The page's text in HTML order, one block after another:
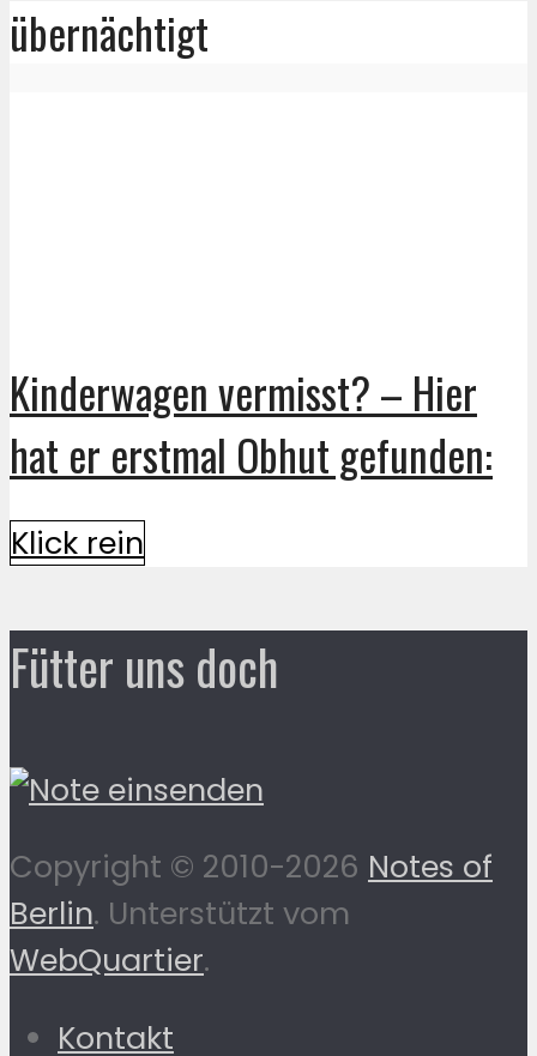
übernächtigt
Kinderwagen vermisst? – Hier
hat er erstmal Obhut gefunden:
Klick rein
Fütter uns doch
Copyright © 2010-2026 Notes of
Berlin. Unterstützt vom
WebQuartier.
Kontakt